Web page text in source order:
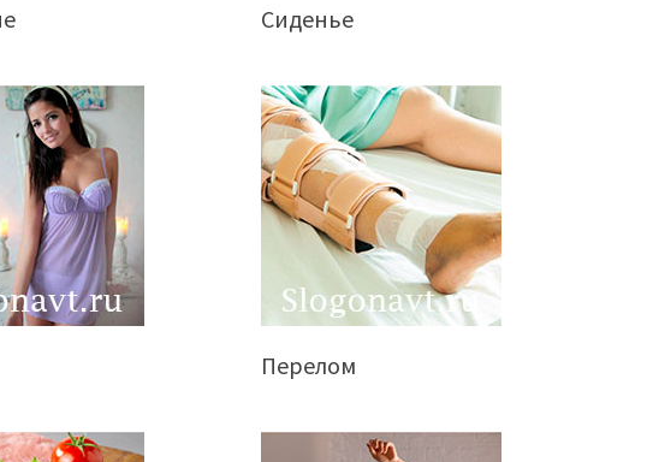
Сиденье
Перелом